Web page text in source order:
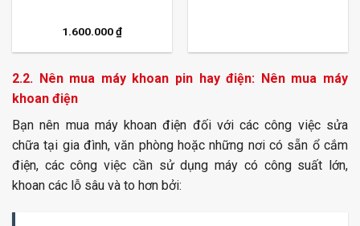
1.600.000₫
2.2. Nên mua máy khoan pin hay điện: Nên mua máy
khoan điện
Bạn nên mua máy khoan điện đối với cáccông việc sửa
chữa tại gia đình, văn phòng hoặc những nơi có sẵn ổ cắm
điện, các công việc cần sử dụng máy có công suất lớn,
khoan các lỗ sâu và to hơn bởi: